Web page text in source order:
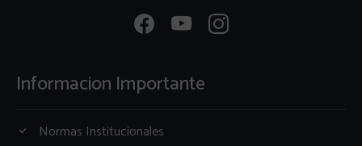
Informacion Importante
Normas Institucionales